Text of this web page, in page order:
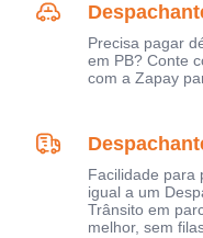
Precisa pagar
em PB? Conte
com a Zapay
Facilidade para
igual a um
Trânsito em
melhor, sem